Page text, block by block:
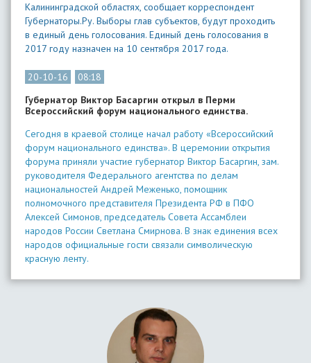
Калининградской областях, сообщает корреспондент
Губернаторы.Ру. Выборы глав субъектов, будут проходить
в единый день голосования. Единый день голосования в
2017 году назначен на 10 сентября 2017 года.
20-10-16
08:18
Губернатор Виктор Басаргин открыл в Перми
Всероссийский форум национального единства.
Сегодня в краевой столице начал работу «Всероссийский
форум национального единства». В церемонии открытия
форума приняли участие губернатор Виктор Басаргин, зам.
руководителя Федерального агентства по делам
национальностей Андрей Меженько, помощник
полномочного представителя Президента РФ в ПФО
Алексей Симонов, председатель Совета Ассамблеи
народов России Светлана Смирнова. В знак единения всех
народов официальные гости связали символическую
красную ленту.